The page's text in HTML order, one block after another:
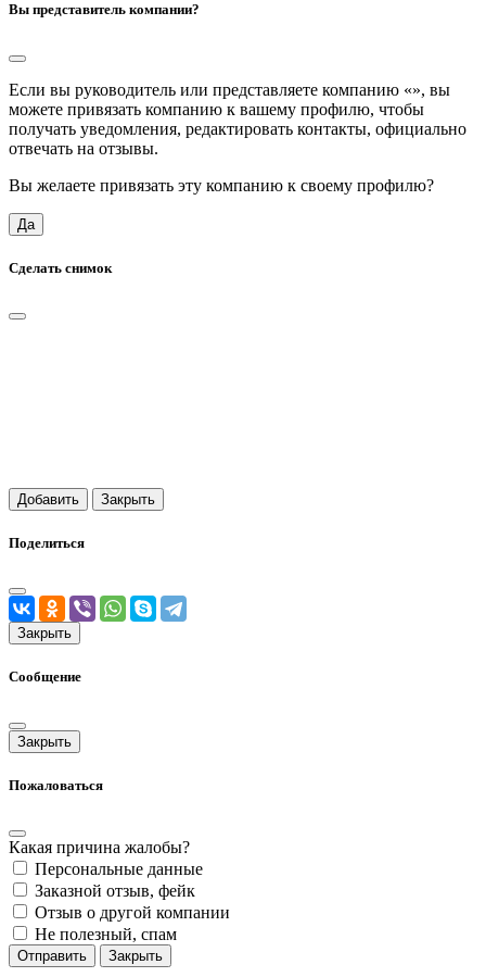
Вы представитель компании?
Если вы руководитель или представляете компанию «», вы
можете привязать компанию к вашему профилю, чтобы
получать уведомления, редактировать контакты, официально
отвечать на отзывы.
Вы желаете привязать эту компанию к своему профилю?
Да
Сделать снимок
Добавить Закрыть
Поделиться
Закрыть
Сообщение
Закрыть
Пожаловаться
Какая причина жалобы?
Персональные данные
Заказной отзыв, фейк
Отзыв о другой компании
Не полезный, спам
Отправить Закрыть